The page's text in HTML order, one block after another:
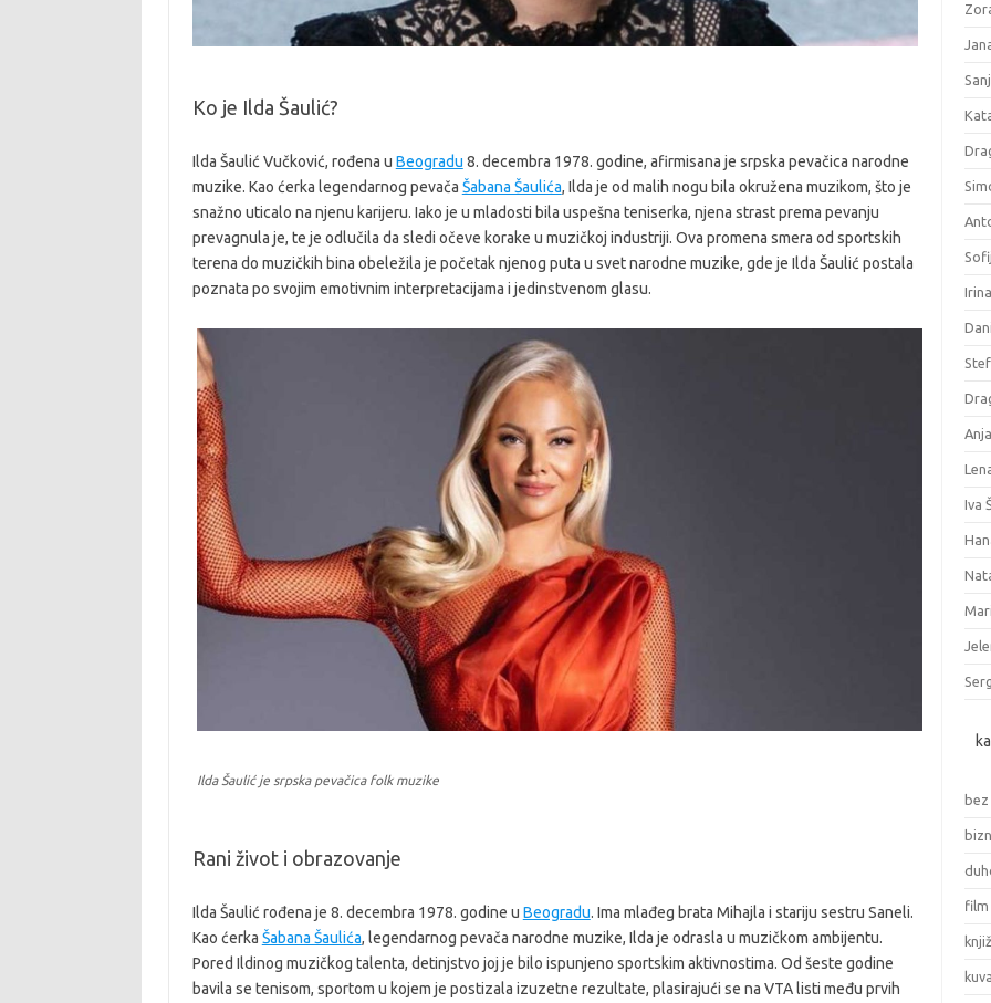
Ko je Ilda Šaulić?
Ilda Šaulić Vučković, rođena u Beogradu 8. decembra 1978. godine, afirmisana je srpska pevačica narodne
muzike. Kao ćerka legendarnog pevača Šabana Šaulića, Ilda je od malih nogu bila okružena muzikom, što je
snažno uticalo na njenu karijeru. Iako je u mladosti bila uspešna teniserka, njena strast prema pevanju
prevagnula je, te je odlučila da sledi očeve korake u muzičkoj industriji. Ova promena smera od sportskih
terena do muzičkih bina obeležila je početak njenog puta u svet narodne muzike, gde je Ilda Šaulić postala
poznata po svojim emotivnim interpretacijama i jedinstvenom glasu.
Ilda Šaulić je srpska pevačica folk muzike
Rani život i obrazovanje
Ilda Šaulić rođena je 8. decembra 1978. godine u Beogradu. Ima mlađeg brata Mihajla i stariju sestru Saneli.
Kao ćerka Šabana Šaulića, legendarnog pevača narodne muzike, Ilda je odrasla u muzičkom ambijentu.
Pored Ildinog muzičkog talenta, detinjstvo joj je bilo ispunjeno sportskim aktivnostima. Od šeste godine
bavila se tenisom, sportom u kojem je postizala izuzetne rezultate, plasirajući se na VTA listi među prvih
Iva
film